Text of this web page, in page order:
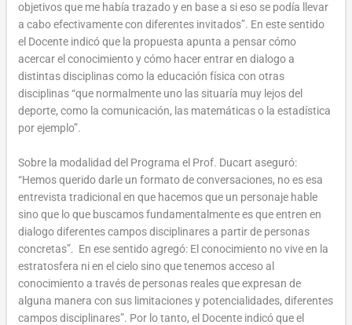
objetivos que me había trazado y en base a si eso se podía llevar
a cabo efectivamente con diferentes invitados”. En este sentido
el Docente indicó que la propuesta apunta a pensar cómo
acercar el conocimiento y cómo hacer entrar en dialogo a
distintas disciplinas como la educación física con otras
disciplinas “que normalmente uno las situaría muy lejos del
deporte, como la comunicación, las matemáticas o la estadística
por ejemplo”.
Sobre la modalidad del Programa el Prof. Ducart aseguró:
“Hemos querido darle un formato de conversaciones, no es esa
entrevista tradicional en que hacemos que un personaje hable
sino que lo que buscamos fundamentalmente es que entren en
dialogo diferentes campos disciplinares a partir de personas
concretas”. En ese sentido agregó: El conocimiento no vive en la
estratosfera ni en el cielo sino que tenemos acceso al
conocimiento a través de personas reales que expresan de
alguna manera con sus limitaciones y potencialidades, diferentes
campos disciplinares”. Por lo tanto, el Docente indicó que el